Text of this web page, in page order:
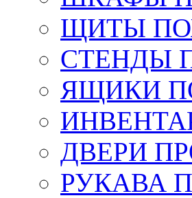
ЩИТЫ
СТЕНДЫ
ЯЩИКИ
ДВЕРИ
РУКАВА